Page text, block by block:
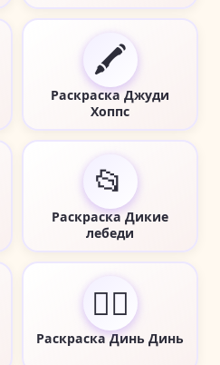
🖍️
Раскраска Джуди
Хоппс
📂
Раскраска Дикие
лебеди
🧚‍♀️
Раскраска Динь Динь